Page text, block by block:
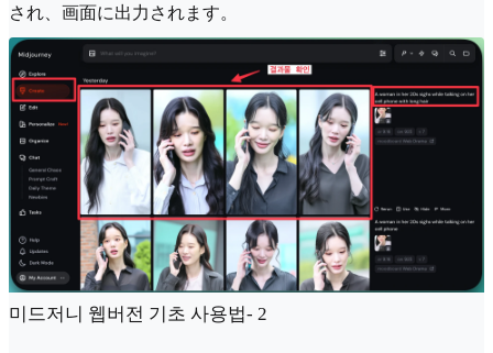
され、画面に出力されます。
미드저니 웹버전 기초 사용법- 2